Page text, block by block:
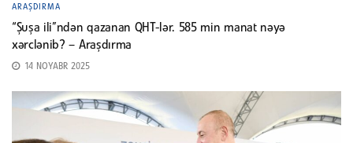
ARAŞDIRMA
“Şuşa ili”ndən qazanan QHT-lər. 585 min manat nəyə
xərclənib? – Araşdırma
14 NOYABR 2025